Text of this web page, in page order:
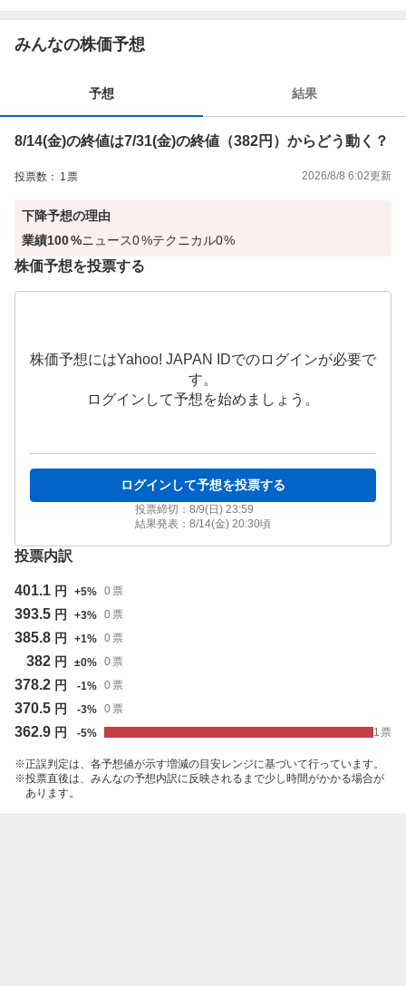
みんなの株価予想
予想 結果
8/14(金)の終値は7/31(金)の終値（382円）からどう動く？
投票数： 1 票 2026/8/8 6:02更新
下降予想の理由
業績100%ニュース0%テクニカル0%
株価予想を投票する
株価予想にはYahoo! JAPAN IDでのログインが必要で
す。
ログインして予想を始めましょう。
ログインして予想を投票する
投票締切： 8/9(日) 23:59
結果発表： 8/14(金) 20:30頃
投票内訳
401.1 円 +5% 0 票
393.5 円 +3% 0 票
385.8 円 +1% 0 票
382 円 ±0% 0 票
378.2 円 -1% 0 票
370.5 円 -3% 0 票
362.9 円 -5% 1 票
正誤判定は、各予想値が示す増減の目安レンジに基づいて行っています。
投票直後は、みんなの予想内訳に反映されるまで少し時間がかかる場合が
あります。